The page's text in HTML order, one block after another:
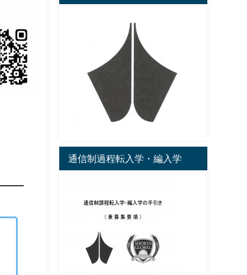
通信制過程転入学・編入学